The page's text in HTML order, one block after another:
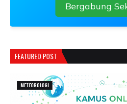
Bergabung
FEATURED POST
METEOROLOGI